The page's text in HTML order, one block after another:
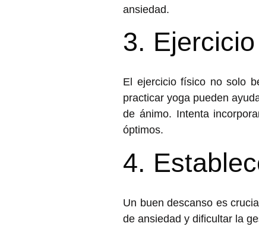
ansiedad.
3.
El ejercicio físico no solo
practicar yoga pueden
de ánimo. Intenta
óptimos.
4.
Un buen descanso es
de ansiedad y dificultar la